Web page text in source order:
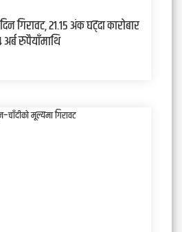
गिरावट, २१.१५ अंक घट्दा कारोबार
अर्ब रुपैयाँमाथि